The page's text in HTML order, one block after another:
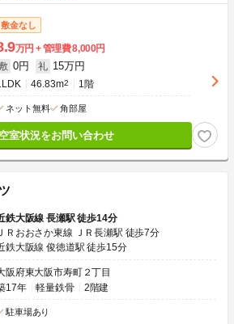
敷金なし
万円 管理費8,000円
0円 礼 15万円
46.83m2 1階
ネット無料 角部屋
空室状況をお問い合わせ
鉄大阪線 長瀬駅 徒歩14分
ＪＲおおさか東線 ＪＲ長瀬駅 徒歩7分
鉄大阪線 俊徳道駅 徒歩15分
阪府東大阪市寿町２丁目
17年
軽量鉄骨 2階建
駐車場あり